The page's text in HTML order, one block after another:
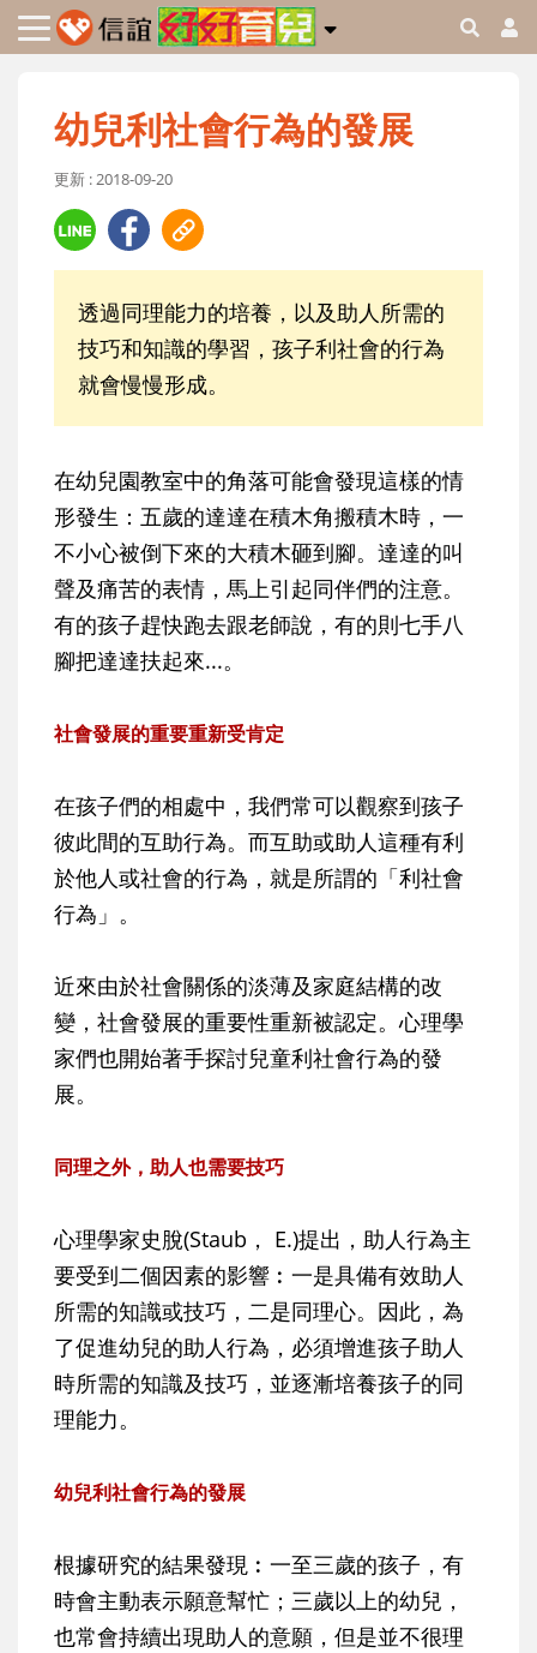
幼兒利社會行為的發展
更新 : 2018-09-20
透過同理能力的培養，以及助人所需的
技巧和知識的學習，孩子利社會的行為
就會慢慢形成。
在幼兒園教室中的角落可能會發現這樣的情
形發生：五歲的達達在積木角搬積木時，一
不小心被倒下來的大積木砸到腳。達達的叫
聲及痛苦的表情，馬上引起同伴們的注意。
有的孩子趕快跑去跟老師說，有的則七手八
腳把達達扶起來...。
社會發展的重要重新受肯定
在孩子們的相處中，我們常可以觀察到孩子
彼此間的互助行為。而互助或助人這種有利
於他人或社會的行為，就是所謂的「利社會
行為」。
近來由於社會關係的淡薄及家庭結構的改
變，社會發展的重要性重新被認定。心理學
家們也開始著手探討兒童利社會行為的發
展。
同理之外，助人也需要技巧
心理學家史脫(Staub， E.)提出，助人行為主
要受到二個因素的影響︰一是具備有效助人
所需的知識或技巧，二是同理心。因此，為
了促進幼兒的助人行為，必須增進孩子助人
時所需的知識及技巧，並逐漸培養孩子的同
理能力。
幼兒利社會行為的發展
根據研究的結果發現︰一至三歲的孩子，有
時會主動表示願意幫忙；三歲以上的幼兒，
也常會持續出現助人的意願，但是並不很理